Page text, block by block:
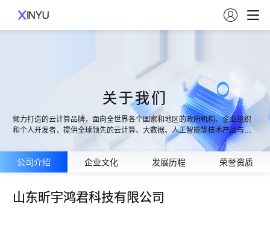

关于我们
倾力打造的云计算品牌，面向全世界各个国家和地区的政府机构、企业组织
和个人开发者，提供全球领先的云计算、大数据、人工智能等技术产品与服
务，以卓越的科技能力打造丰富的行业解决方案，构建开放共赢的云端生
态，推动产业互联网建设，助力各行各业实现数字化升级。
公司介绍 企业文化 发展历程 荣誉资质
山东昕宇鸿君科技有限公司